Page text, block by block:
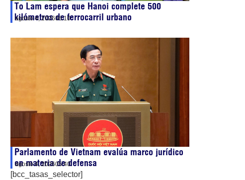
To Lam espera que Hanoi complete 500
kilómetros de ferrocarril urbano
agosto 4, 202606:10
Parlamento de Vietnam evalúa marco jurídico
en materia de defensa
agosto 4, 202605:40
[bcc_tasas_selector]